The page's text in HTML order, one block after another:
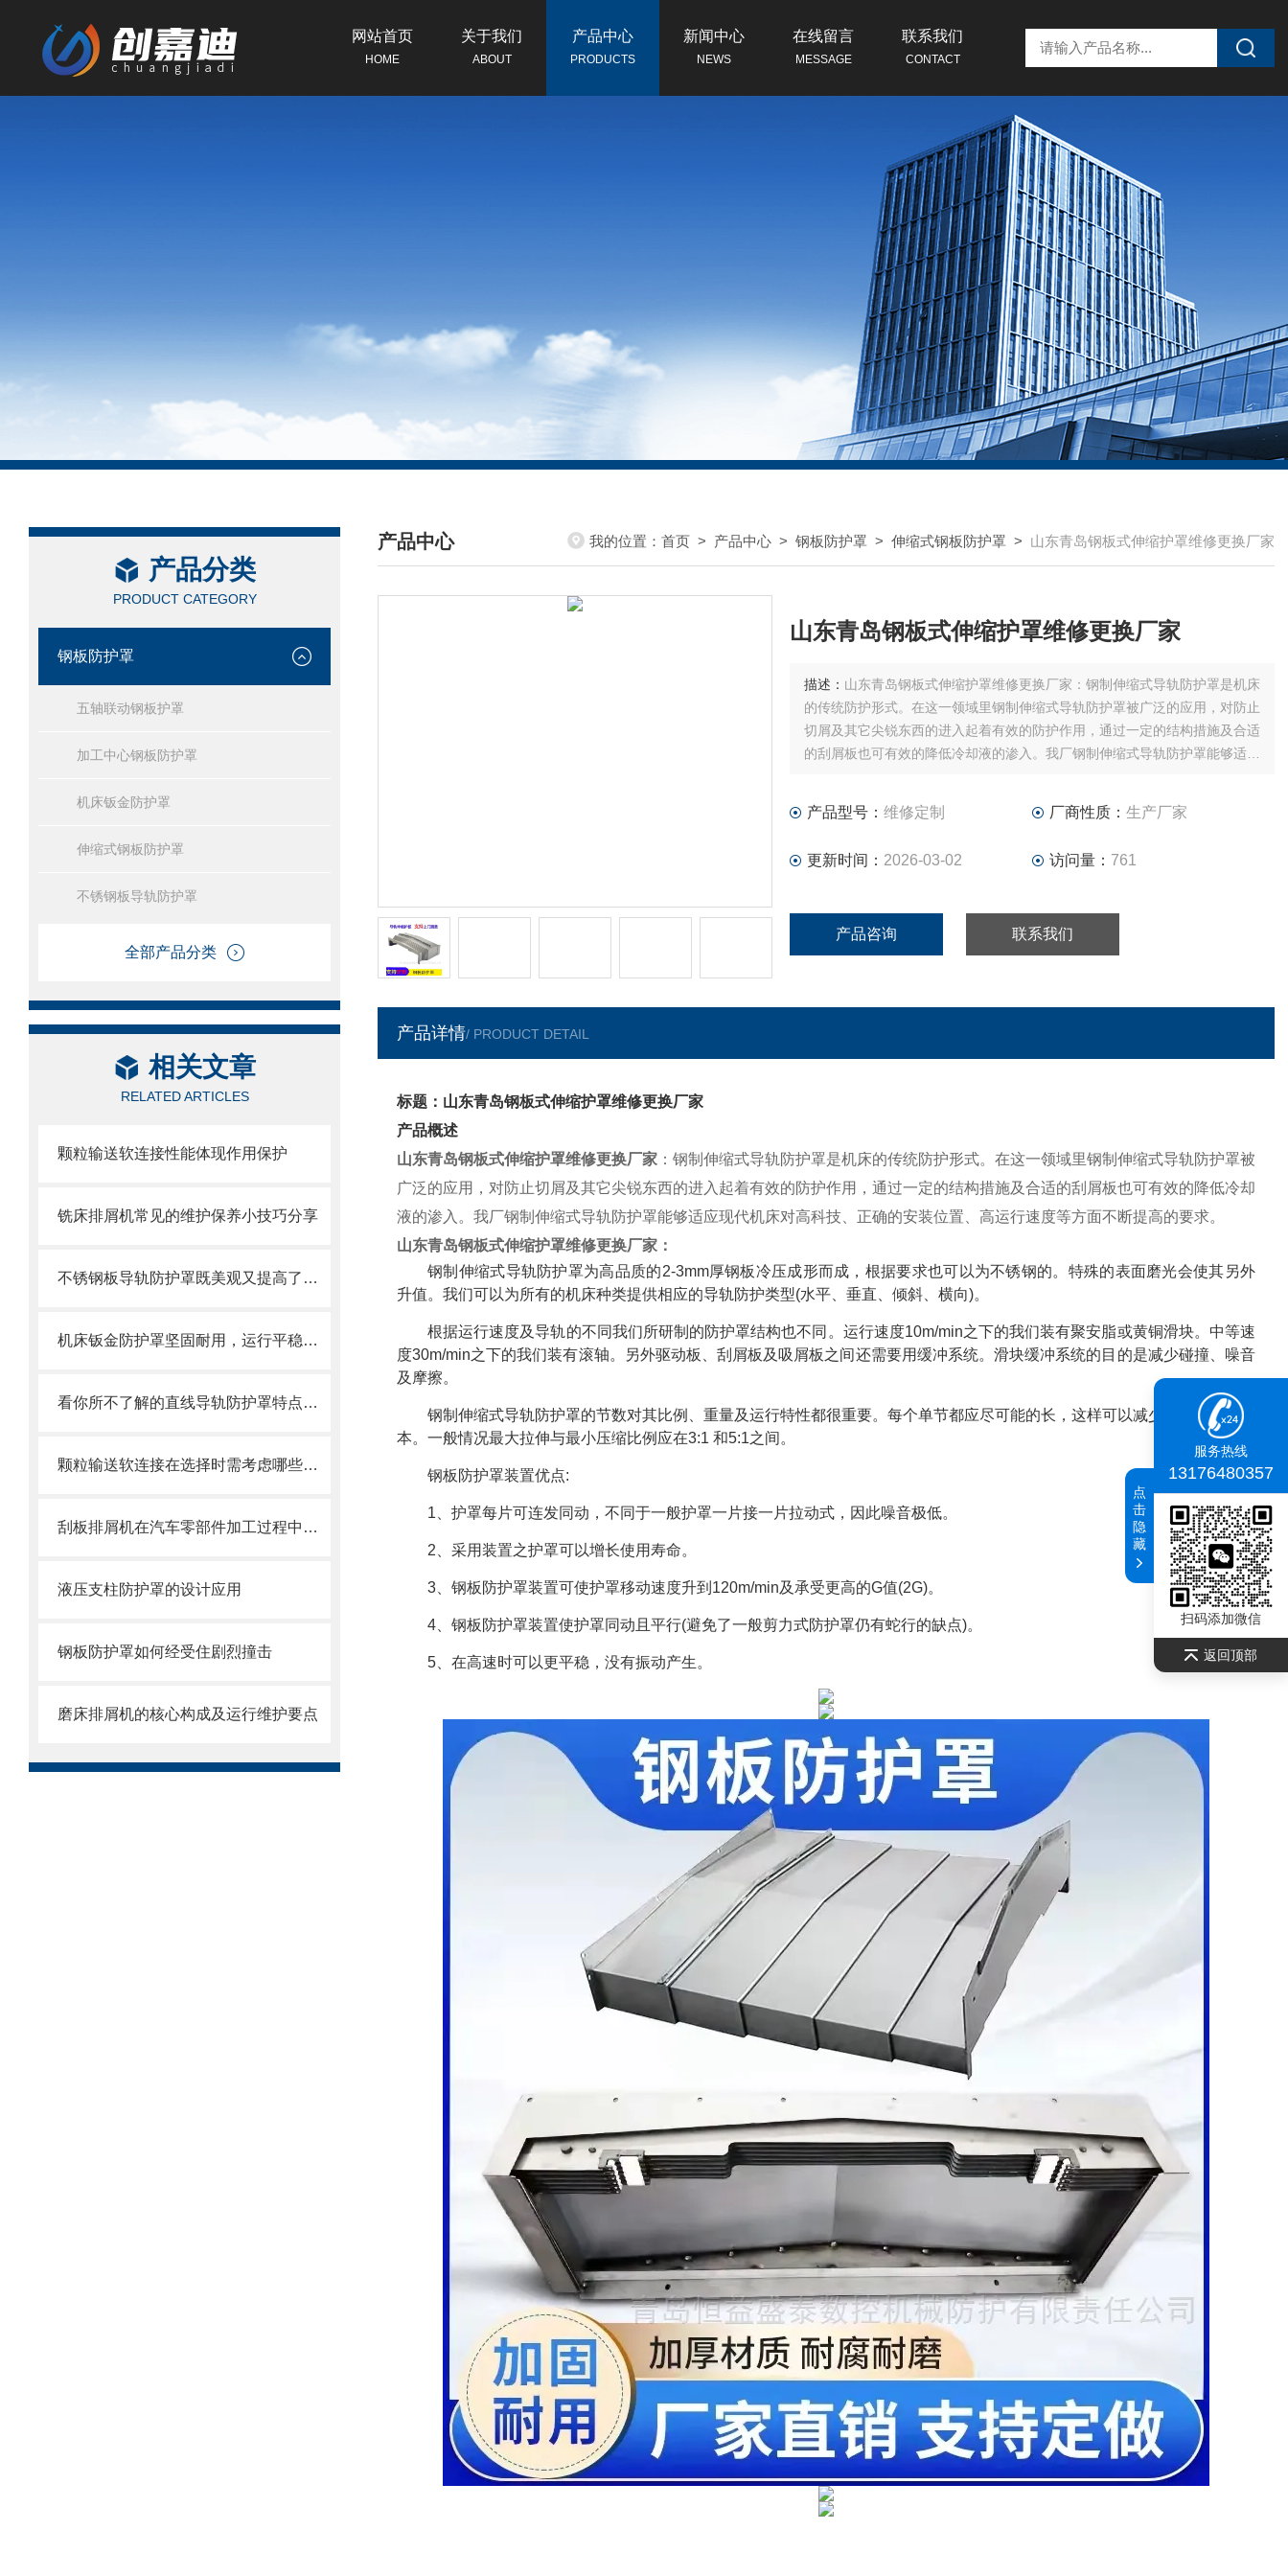
网站首页
HOME
关于我们
ABOUT
产品中心
PRODUCTS
新闻中心
NEWS
在线留言
MESSAGE
联系我们
CONTACT
产品分类
PRODUCT CATEGORY
钢板防护罩
五轴联动钢板护罩
加工中心钢板防护罩
机床钣金防护罩
伸缩式钢板防护罩
不锈钢板导轨防护罩
全部产品分类
相关文章
RELATED ARTICLES
颗粒输送软连接性能体现作用保护
铣床排屑机常见的维护保养小技巧分享
不锈钢板导轨防护罩既美观又提高了护板的使用寿命
机床钣金防护罩坚固耐用，运行平稳，噪音小
看你所不了解的直线导轨防护罩特点介绍
颗粒输送软连接在选择时需考虑哪些因素？
刮板排屑机在汽车零部件加工过程中的作用
液压支柱防护罩的设计应用
钢板防护罩如何经受住剧烈撞击
磨床排屑机的核心构成及运行维护要点
产品中心
/ PRODUCTS CENTER
我的位置： 首页 > 产品中心 > 钢板防护罩 > 伸缩式钢板防护罩 > 山东青岛钢板式伸缩护罩维修更换厂家
山东青岛钢板式伸缩护罩维修更换厂家
描述： 山东青岛钢板式伸缩护罩维修更换厂家：钢制伸缩式导轨防护罩是机床
的传统防护形式。在这一领域里钢制伸缩式导轨防护罩被广泛的应用，对防止
切屑及其它尖锐东西的进入起着有效的防护作用，通过一定的结构措施及合适
的刮屑板也可有效的降低冷却液的渗入。我厂钢制伸缩式导轨防护罩能够适应
产品型号： 维修定制 厂商性质： 生产厂家
更新时间： 2026-03-02 访问量： 761
产品咨询 联系我们
产品详情/ PRODUCT DETAIL
标题：山东青岛钢板式伸缩护罩维修更换厂家
产品概述
山东青岛钢板式伸缩护罩维修更换厂家 ：钢制伸缩式导轨防护罩是机床的传统防护形式。在这一领域里钢制伸缩式导轨防护罩被
广泛的应用，对防止切屑及其它尖锐东西的进入起着有效的防护作用，通过一定的结构措施及合适的刮屑板也可有效的降低冷却
液的渗入。我厂钢制伸缩式导轨防护罩能够适应现代机床对高科技、正确的安装位置、高运行速度等方面不断提高的要求。
山东青岛钢板式伸缩护罩维修更换厂家：
钢制伸缩式导轨防护罩为高品质的2-3mm厚钢板冷压成形而成，根据要求也可以为不锈钢的。特殊的表面磨光会使其另外
升值。我们可以为所有的机床种类提供相应的导轨防护类型(水平、垂直、倾斜、横向)。
根据运行速度及导轨的不同我们所研制的防护罩结构也不同。运行速度10m/min之下的我们装有聚安脂或黄铜滑块。中等速
度30m/min之下的我们装有滚轴。另外驱动板、刮屑板及吸屑板之间还需要用缓冲系统。滑块缓冲系统的目的是减少碰撞、噪音
及摩擦。
钢制伸缩式导轨防护罩的节数对其比例、重量及运行特性都很重要。每个单节都应尽可能的长，这样可以减少节数，降低成
本。一般情况最大拉伸与最小压缩比例应在3:1 和5:1之间。
钢板防护罩装置优点:
1、护罩每片可连发同动，不同于一般护罩一片接一片拉动式，因此噪音极低。
2、采用装置之护罩可以增长使用寿命。
3、钢板防护罩装置可使护罩移动速度升到120m/min及承受更高的G值(2G)。
4、钢板防护罩装置使护罩同动且平行(避免了一般剪力式防护罩仍有蛇行的缺点)。
5、在高速时可以更平稳，没有振动产生。
服务热线
13176480357
扫码添加微信
返回顶部
点
击
隐
藏